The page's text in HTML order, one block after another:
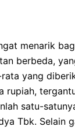
menarik
berbeda,
yang
rupiah,
satu-
Tbk. Selain